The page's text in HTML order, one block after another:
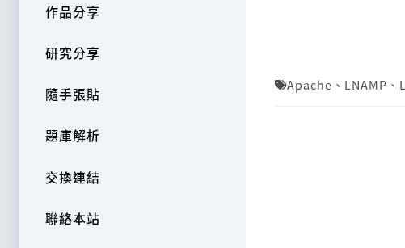
作品分享
研究分享
隨手張貼
題庫解析
交換連結
聯絡本站
Apache 、 LNAMP 、